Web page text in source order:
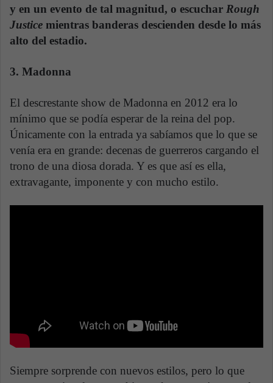
y en un evento de tal magnitud, o escuchar Rough
Justice mientras banderas descienden desde lo más
alto del estadio.
3. Madonna
El descrestante show de Madonna en 2012 era lo
mínimo que se podía esperar de la reina del pop.
Únicamente con la entrada ya sabíamos que lo que se
venía era en grande: decenas de guerreros cargando el
trono de una diosa dorada. Y es que así es ella,
extravagante, imponente y con mucho estilo.
Siempre sorprende con nuevos estilos, pero lo que